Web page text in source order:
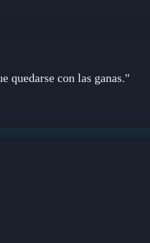
quedarse con las ganas."